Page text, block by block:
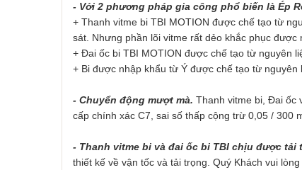
- Với 2 phương pháp gia công phổ biến là Ép
+ Thanh vitme bi TBI MOTION được chế tạo từ
sát. Nhưng phần lõi vitme rất dẻo khắc phục được
+ Đai ốc bi TBI MOTION được chế tạo từ nguyên
+ Bi được nhập khẩu từ Ý được chế tạo từ nguyên
- Chuyển động mượt mà. Thanh vitme bi, Đai ốc
cấp chính xác C7, sai số thấp cộng trừ 0,05 / 300
- Thanh vitme bi và đai ốc bi TBI chịu được tải
thiết kế về vận tốc và tải trọng. Quý Khách vui